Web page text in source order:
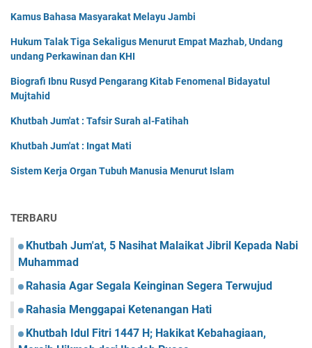
Kamus Bahasa Masyarakat Melayu Jambi
Hukum Talak Tiga Sekaligus Menurut Empat Mazhab, Undang
undang Perkawinan dan KHI
Biografi Ibnu Rusyd Pengarang Kitab Fenomenal Bidayatul
Mujtahid
Khutbah Jum'at : Tafsir Surah al-Fatihah
Khutbah Jum'at : Ingat Mati
Sistem Kerja Organ Tubuh Manusia Menurut Islam
TERBARU
Khutbah Jum'at, 5 Nasihat Malaikat Jibril Kepada Nabi
Muhammad
Rahasia Agar Segala Keinginan Segera Terwujud
Rahasia Menggapai Ketenangan Hati
Khutbah Idul Fitri 1447 H; Hakikat Kebahagiaan,